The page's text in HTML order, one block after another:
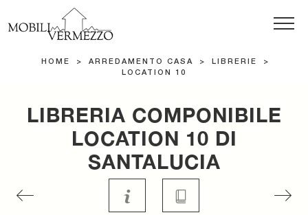
HOME > ARREDAMENTO CASA > LIBRERIE
>
LOCATION 10
LIBRERIA COMPONIBILE
LOCATION 10 DI
SANTALUCIA